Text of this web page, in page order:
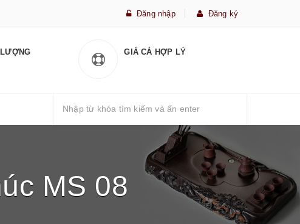
Đăng nhập Đăng ký
GIÁ CẢ HỢP LÝ
MS 08